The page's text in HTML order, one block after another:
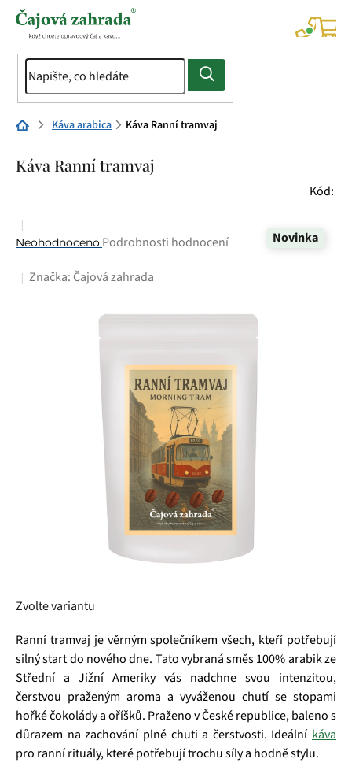
Přejít
Domů Káva arabica Káva Ranní tramvaj
Káva Ranní tramvaj
Kód:
Novinka
Průměrné
produktu
Neohodnoceno Podrobnosti hodnocení
Značka: Čajová zahrada
Zvolte variantu
Ranní tramvaj je věrným společníkem všech, kteří potřebují
silný start do nového dne. Tato vybraná směs 100% arabik ze
Střední a Jižní Ameriky vás nadchne svou intenzitou,
čerstvou praženým aroma a vyváženou chutí se stopami
hořké čokolády a oříšků. Praženo v České republice, baleno s
důrazem na zachování plné chuti a čerstvosti. Ideální káva
pro ranní rituály, které potřebují trochu síly a hodně stylu.